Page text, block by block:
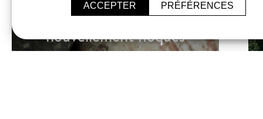
Des camions
nouvellement floqués
ACCEPTER PRÉFÉRENCES